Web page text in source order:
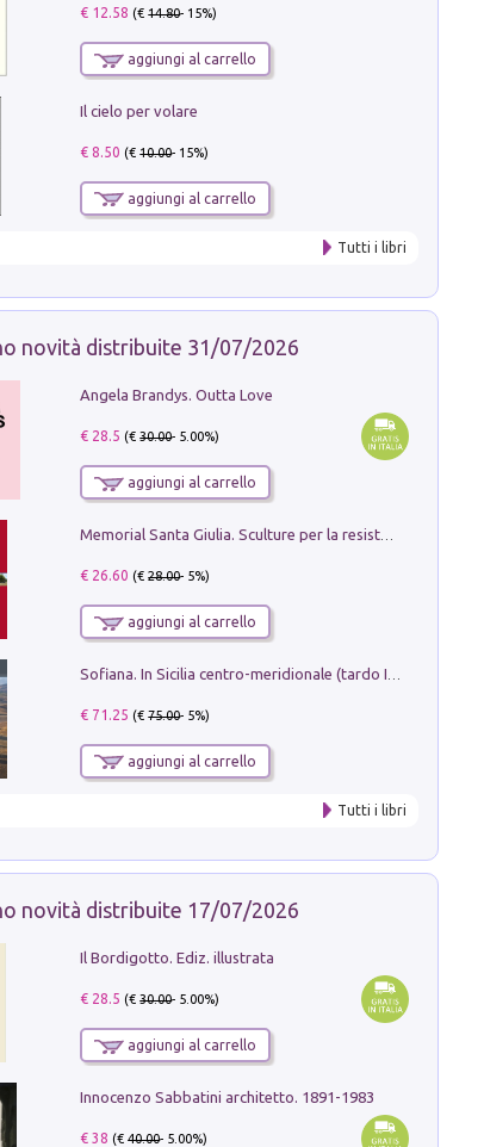
€ 12.58 (€14.80- 15%)
aggiungi al carrello
Il cielo per volare
€ 8.50 (€10.00- 15%)
aggiungi al carrello
Tutti i libri
novità distribuite 31/07/2026
Angela Brandys. Outta Love
€ 28.5 (€30.00- 5.00%)
aggiungi al carrello
€ 26.60 (€28.00- 5%)
aggiungi al carrello
€ 71.25 (€75.00- 5%)
aggiungi al carrello
Tutti i libri
novità distribuite 17/07/2026
Il Bordigotto. Ediz. illustrata
€ 28.5 (€30.00- 5.00%)
aggiungi al carrello
Innocenzo Sabbatini architetto. 1891-1983
€ 38 (€40.00- 5.00%)